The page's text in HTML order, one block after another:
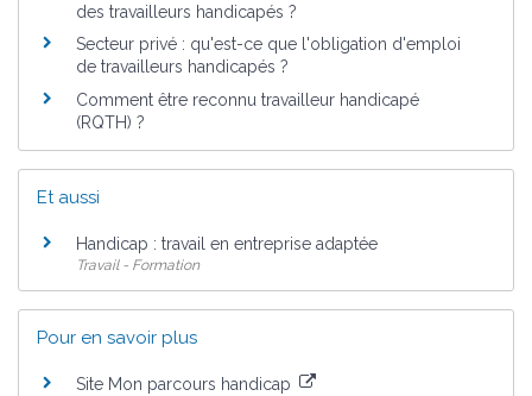
des travailleurs handicapés ?
Secteur privé : qu'est-ce que l'obligation d'emploi
de travailleurs handicapés ?
Comment être reconnu travailleur handicapé
(RQTH) ?
Et aussi
Handicap : travail en entreprise adaptée
Travail - Formation
Pour en savoir plus
Site Mon parcours handicap